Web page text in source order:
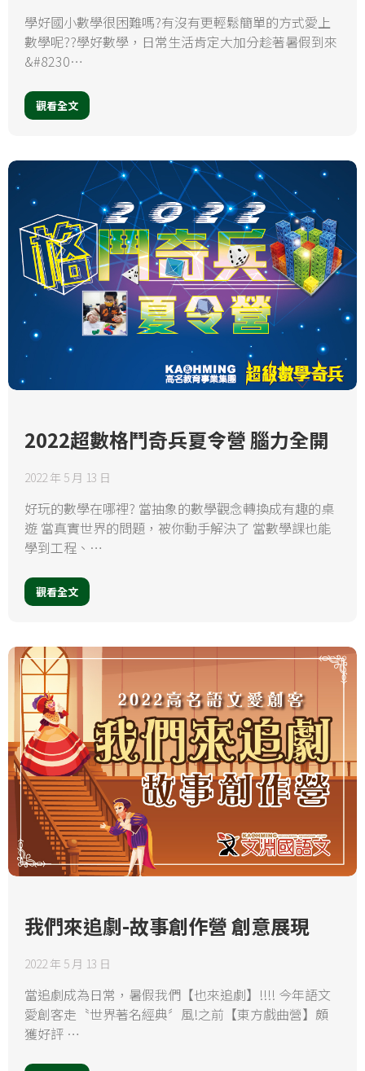
學好國小數學很困難嗎?有沒有更輕鬆簡單的方式愛上
數學呢??學好數學，日常生活肯定大加分趁著暑假到來
&#8230…
觀看全文
2022超數格鬥奇兵夏令營 腦力全開
2022 年 5 月 13 日
好玩的數學在哪裡? 當抽象的數學觀念轉換成有趣的桌
遊 當真實世界的問題，被你動手解決了 當數學課也能
學到工程、…
觀看全文
我們來追劇-故事創作營 創意展現
2022 年 5 月 13 日
當追劇成為日常，暑假我們【也來追劇】!!!! 今年語文
愛創客走〝世界著名經典〞風!之前【東方戲曲營】頗
獲好評 …